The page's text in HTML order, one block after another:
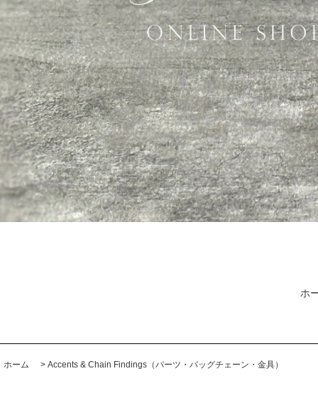
ホ
ホーム > Accents & Chain Findings（パーツ・バッグチェーン・金具）